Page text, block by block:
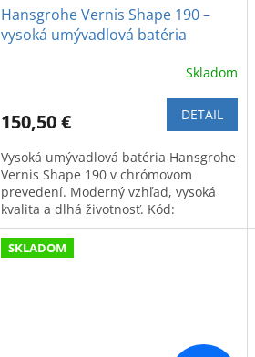
Hansgrohe Vernis Shape 190 –
vysoká umývadlová batéria
Skladom
150,50 € DETAIL
Vysoká umývadlová batéria Hansgrohe
Vernis Shape 190 v chrómovom
prevedení. Moderný vzhľad, vysoká
kvalita a dlhá životnosť. Kód:
71562000.
SKLADOM